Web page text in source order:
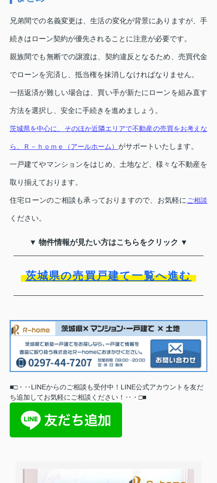
兄弟間での名義変更は、生活の変化が背景にありますが、手
続きはローン契約が優先されることに注意が必要です。
親族間でも無断での譲渡は、契約違反となるため、売買代金
でローンを完済し、抵当権を抹消しなければなりません。
一括返済が難しい場合は、買い手が新たにローンを組み直す
方法を選択し、安全に手続きを進めましょう。
茨城県を中心に、そのほか近隣エリアで不動産の売買をお考えな
ら、Ｒ－ｈｏｍｅ（アールホーム） がサポートいたします。
一戸建てやマンションをはじめ、土地など、様々な不動産を
取り揃えております。
住宅ローンのご相談も承っておりますので、お気軽に ご相談
ください。
▼ 物件情報が見たい方はこちらをクリック ▼
茨城県の売買戸建て一覧へ進む
■□・‥LINEからのご相談も受付中！LINE公式アカウントを友だ
ち追加してお気軽にご相談ください ！ ‥ ・ □■